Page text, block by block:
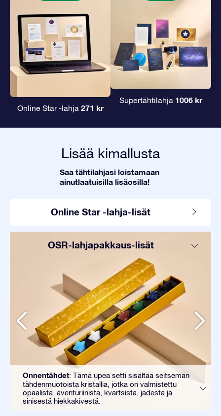
Online Star -lahja 271 kr
Supertähtilahja 1006 kr
Lisää kimallusta
Saa tähtilahjasi loistamaan
ainutlaatuisilla lisäosilla!
Online Star -lahja-lisät
OSR-lahjapakkaus-lisät
Onnentähdet: Tämä upea setti sisältää seitsemän
tähdenmuotoista kristallia, jotka on valmistettu
opaalista, aventuriinista, kvartsista, jadesta ja
sinisestä hiekkakivestä.